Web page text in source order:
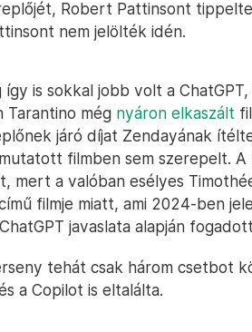
Robert Pattinsont
nem jelölték idén.
így is sokkal jobb volt a
Tarantino még nyáron elkaszált
járó díjat Zendayának
filmben sem szerepelt.
mert a valóban esélyes
filmje miatt, ami 2024-ben
javaslata alapján
tehát csak három csetbot
a Copilot is eltalálta.